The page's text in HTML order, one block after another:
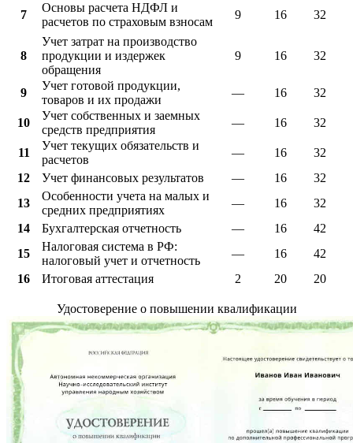
7
Основы расчета НДФЛ и
расчетов по страховым взносам
9 16 32
8
Учет затрат на производство
продукции и издержек
обращения
9 16 32
9
Учет готовой продукции,
товаров и их продажи
— 16 32
10
Учет собственных и заемных
средств предприятия
— 16 32
11
Учет текущих обязательств и
расчетов
— 16
32
12
Учет финансовых результатов — 16
32
13
Особенности учета на малых и
средних предприятиях
— 16
32
14
Бухгалтерская отчетность — 16
42
15
Налоговая система в РФ:
налоговый учет и отчетность
— 16
42
16
Итоговая аттестация 2 20 20
Удостоверение о повышении квалификации